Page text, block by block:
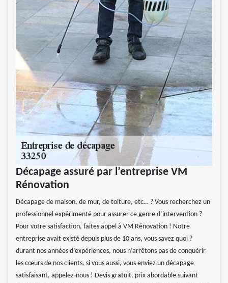
Décapage assuré par l’entreprise VM
Rénovation
Décapage de maison, de mur, de toiture, etc… ? Vous recherchez un
professionnel expérimenté pour assurer ce genre d’intervention ?
Pour votre satisfaction, faites appel à VM Rénovation ! Notre
entreprise avait existé depuis plus de 10 ans, vous savez quoi ?
durant nos années d’expériences, nous n’arrêtons pas de conquérir
les cœurs de nos clients, si vous aussi, vous enviez un décapage
satisfaisant, appelez-nous ! Devis gratuit, prix abordable suivant